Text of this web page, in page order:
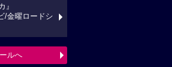
』
/金曜ロードシ
ルへ